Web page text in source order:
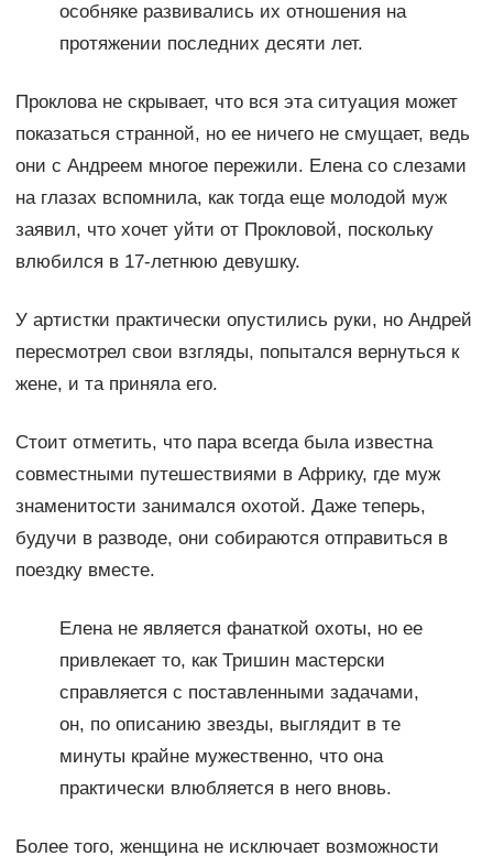
особняке развивались их отношения на
протяжении последних десяти лет.
Проклова не скрывает, что вся эта ситуация может
показаться странной, но ее ничего не смущает, ведь
они с Андреем многое пережили. Елена со слезами
на глазах вспомнила, как тогда еще молодой муж
заявил, что хочет уйти от Прокловой, поскольку
влюбился в 17-летнюю девушку.
У артистки практически опустились руки, но Андрей
пересмотрел свои взгляды, попытался вернуться к
жене, и та приняла его.
Стоит отметить, что пара всегда была известна
совместными путешествиями в Африку, где муж
знаменитости занимался охотой. Даже теперь,
будучи в разводе, они собираются отправиться в
поездку вместе.
Елена не является фанаткой охоты, но ее
привлекает то, как Тришин мастерски
справляется с поставленными задачами,
он, по описанию звезды, выглядит в те
минуты крайне мужественно, что она
практически влюбляется в него вновь.
Более того, женщина не исключает возможности